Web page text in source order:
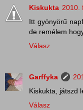
Kiskukta 2010.
Itt gyönyörű
de remélem
Válasz
Garffyka
Kiskukta, játszd
Válasz